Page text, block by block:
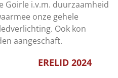
Goirle i.v.m. duurzaamheid
onze gehele
Ook kon
aangeschaft.
2024